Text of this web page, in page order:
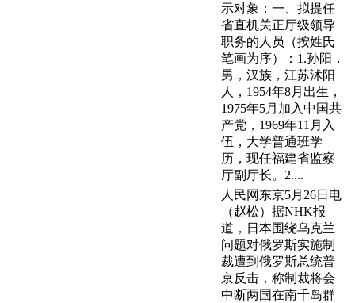
示对象：一、拟提任
省直机关正厅级领导
职务的人员（按姓氏
笔画为序）：1.孙阳，
男，汉族，江苏沭阳
人，1954年8月出生，
1975年5月加入中国共
产党，1969年11月入
伍，大学普通班学
历，现任福建省监察
厅副厅长。2....
人民网东京5月26日电
（赵松）据NHK报
道，日本围绕乌克兰
问题对俄罗斯实施制
裁遭到俄罗斯总统普
京反击，称制裁将会
中断两国在南千岛群